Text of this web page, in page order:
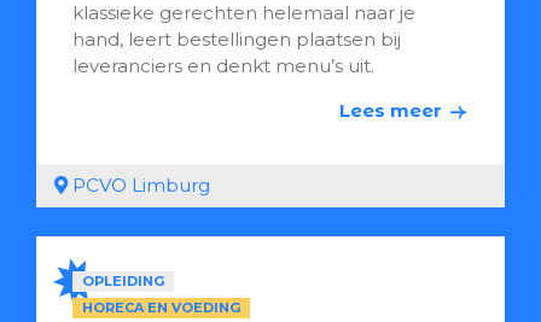
klassieke gerechten helemaal naar je
hand, leert bestellingen plaatsen bij
leveranciers en denkt menu’s uit.
Lees meer
PCVO Limburg
OPLEIDING
HORECA EN VOEDING